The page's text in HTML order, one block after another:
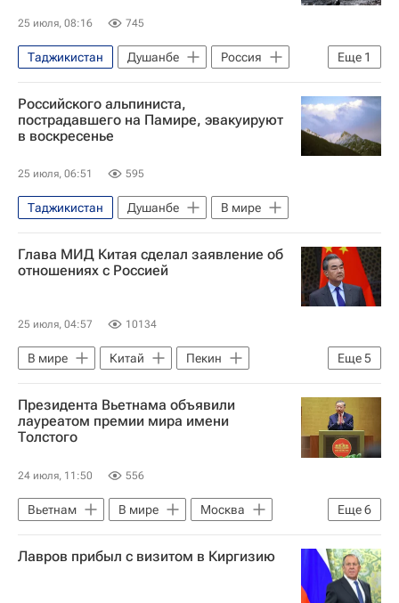
25 июля, 08:16 745
Еще 1
Таджикистан Душанбе
Россия
В мире
Российского альпиниста,
пострадавшего на Памире, эвакуируют
в воскресенье
25 июля, 06:51 595
Таджикистан Душанбе В мире
Глава МИД Китая сделал заявление об
отношениях с Россией
25 июля, 04:57 10134
Еще5
В мире Китай
Пекин
Киргизия
Ван И (политик)
Сергей Лавров
ШОС ООН
Президента Вьетнама объявили
лауреатом премии мира имени
Толстого
24 июля, 11:50 556
Еще6
Вьетнам В мире
Москва
Лев Толстой (писатель)
Шарль де Голль
Франция
Лавров прибыл с визитом в Киргизию